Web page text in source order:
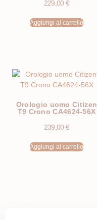
229,00 €
Aggiungi al carrello
Orologio uomo Citizen
T9 Crono CA4624-56X
239,00 €
Aggiungi al carrello